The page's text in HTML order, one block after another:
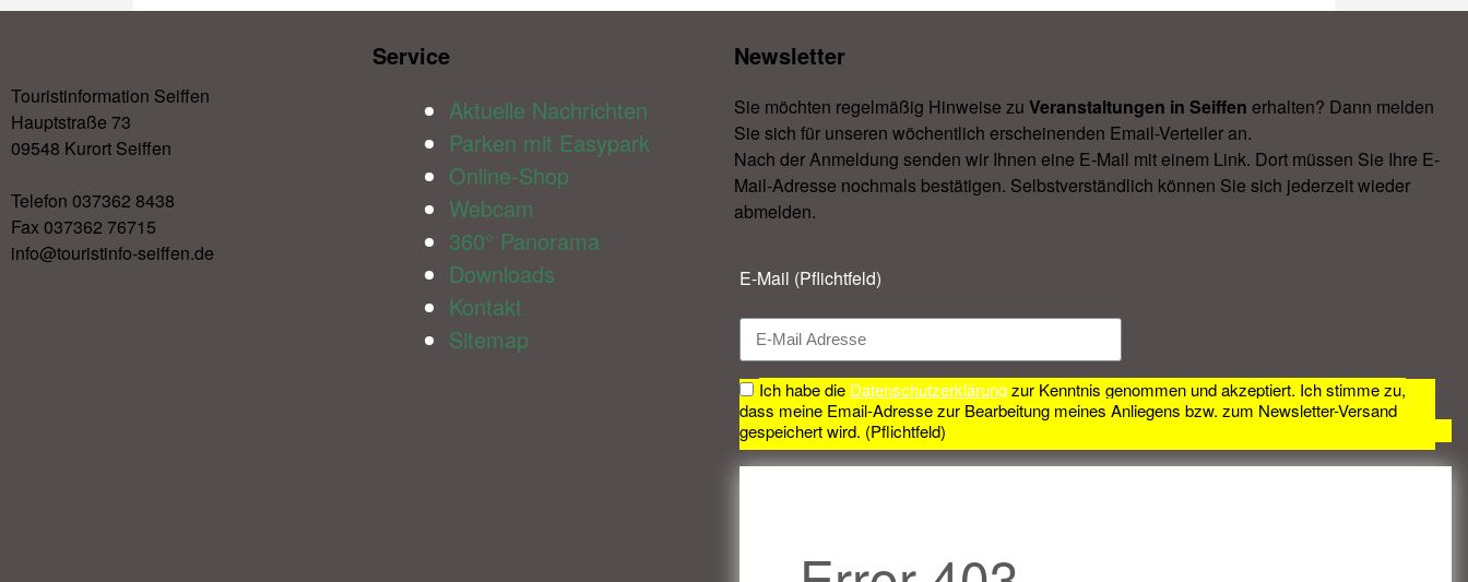
Touristinformation Seiffen
Hauptstraße 73
09548 Kurort Seiffen
Telefon 037362 8438
Fax 037362 76715
info@touristinfo-seiffen.de
Service​
Aktuelle Nachrichten
Parken mit Easypark
Online-Shop
Webcam
360° Panorama
Downloads
Kontakt
Sitemap
Newsletter​
Sie möchten regelmäßig Hinweise zu Veranstal­tungen in Seiffen erhalten? Dann melden
Sie sich für unseren wöchentlich erscheinenden Email-Verteiler an.
Nach der Anmeldung senden wir Ihnen eine E-Mail mit einem Link. Dort müssen Sie Ihre E-
Mail-Adresse nochmals bestätigen. Selbstverständlich können Sie sich jederzeit wieder
abmelden.​
E-Mail (Pflichtfeld)
Ich habe die Datenschutzerklärungzur Kenntnis genommen und akzeptiert. Ich stimme zu,
dass meine Email-Adresse zur Bearbeitung meines Anliegens bzw. zum Newsletter-Versand
gespeichert wird. (Pflichtfeld)